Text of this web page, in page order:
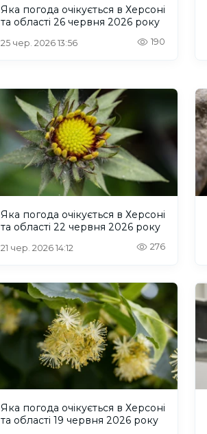
Яка погода очікується в Херсоні
та області 26 червня 2026 року
25 чер. 2026 13:56 190
Яка погода очікується в Херсоні
та області 22 червня 2026 року
21 чер. 2026 14:12 276
Яка погода очікується в Херсоні
та області 19 червня 2026 року